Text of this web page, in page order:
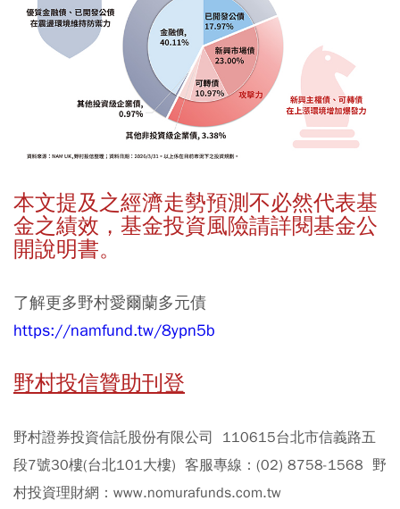
本文提及之經濟走勢預測不必然代表基
金之績效，基金投資風險請詳閱基金公
開說明書。
了解更多野村愛爾蘭多元債
https://namfund.tw/8ypn5b
野村投信贊助刊登
野村證券投資信託股份有限公司 110615台北市信義路五
段7號30樓(台北101大樓) 客服專線：(02) 8758-1568 野
村投資理財網：www.nomurafunds.com.tw